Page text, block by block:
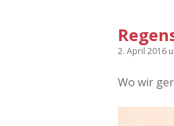
2. April 2016
Wo wir